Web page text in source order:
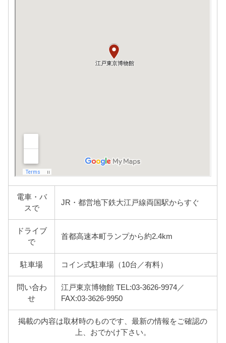
電車・バ
スで
JR・都営地下鉄大江戸線両国駅からすぐ
ドライブ
で
首都高速本町ランプから約2.4km
駐車場 コイン式駐車場（10台／有料）
問い合わ
せ
江戸東京博物館 TEL:03-3626-9974／
FAX:03-3626-9950
掲載の内容は取材時のものです、最新の情報をご確認の
上、おでかけ下さい。